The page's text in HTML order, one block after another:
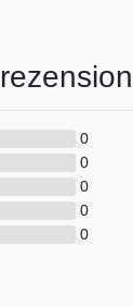
0
0
0
0
0